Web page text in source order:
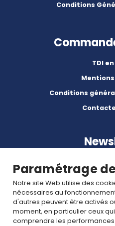
Conditions
TDI
Conditions
Abonnez-vous à nos
Paramétrage
Notre site Web utilise des
nécessaires au
d'autres peuvent être activés
moment, en particulier ceux
comprendre les performances